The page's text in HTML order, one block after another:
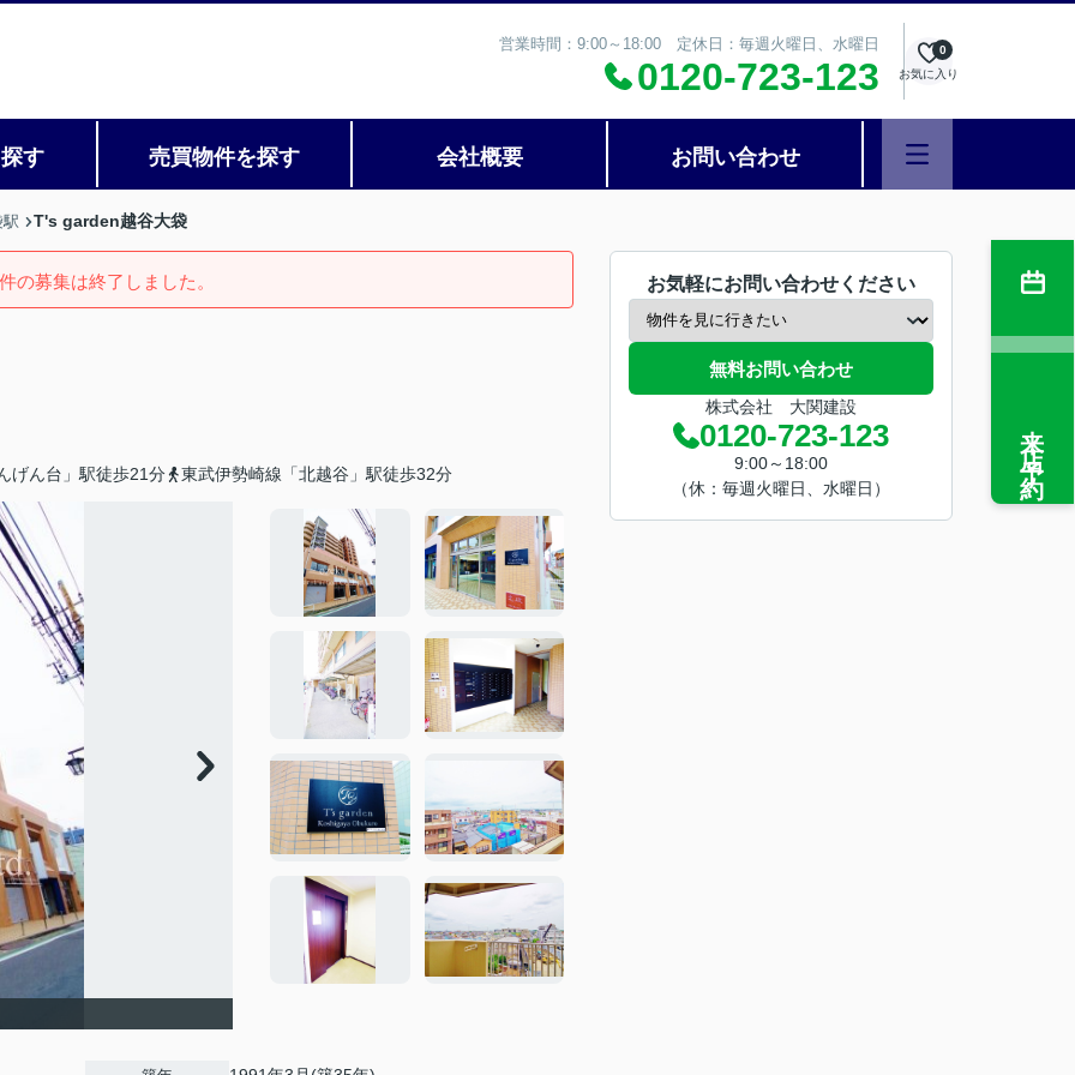
営業時間：9:00～18:00 定休日：毎週火曜日、水曜日
0120-723-123 お気に入り
0
す 売買物件を探す 会社概要 お問い合わせ
駅 T's garden越谷大袋
の募集は終了しました。
げん台」駅徒歩21分 東武伊勢崎線「北越谷」駅徒歩32分
お気軽にお問い合わせください
無料お問い合わせ
株式会社 大関建設
0120-723-123
9:00～18:00
（休：毎週火曜日、水曜日）
来店予約